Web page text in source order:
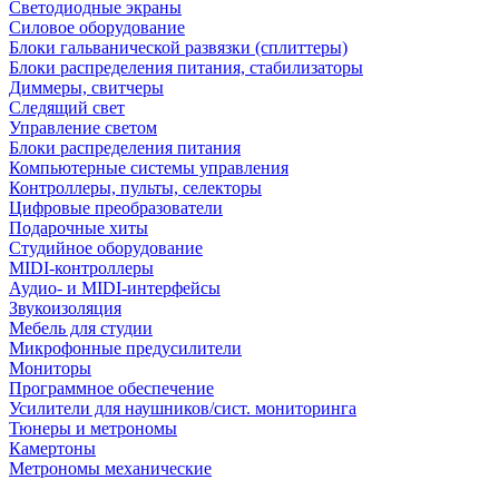
Светодиодные экраны
Силовое оборудование
Блоки гальванической развязки (сплиттеры)
Блоки распределения питания, стабилизаторы
Диммеры, свитчеры
Следящий свет
Управление светом
Блоки распределения питания
Компьютерные системы управления
Контроллеры, пульты, селекторы
Цифровые преобразователи
Подарочные хиты
Студийное оборудование
MIDI-контроллеры
Аудио- и MIDI-интерфейсы
Звукоизоляция
Мебель для студии
Микрофонные предусилители
Мониторы
Программное обеспечение
Усилители для наушников/сист. мониторинга
Тюнеры и метрономы
Камертоны
Метрономы механические